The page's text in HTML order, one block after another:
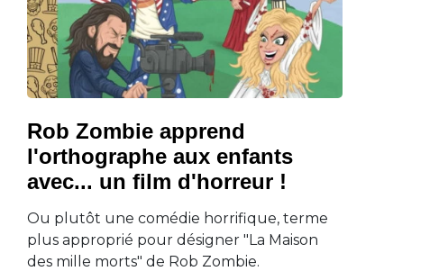
Rob Zombie apprend
l'orthographe aux enfants
avec... un film d'horreur !
Ou plutôt une comédie horrifique, terme
plus approprié pour désigner "La Maison
des mille morts" de Rob Zombie.